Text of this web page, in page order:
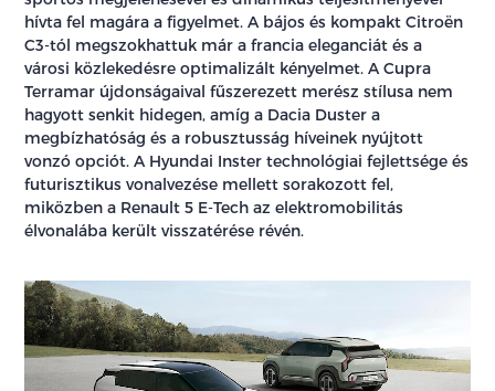
hívta fel magára a figyelmet. A bájos és kompakt Citroën
C3-tól megszokhattuk már a francia eleganciát és a
városi közlekedésre optimalizált kényelmet. A Cupra
Terramar újdonságaival fűszerezett merész stílusa nem
hagyott senkit hidegen, amíg a Dacia Duster a
megbízhatóság és a robusztusság híveinek nyújtott
vonzó opciót. A Hyundai Inster technológiai fejlettsége és
futurisztikus vonalvezése mellett sorakozott fel,
miközben a Renault 5 E-Tech az elektromobilitás
élvonalába került visszatérése révén.